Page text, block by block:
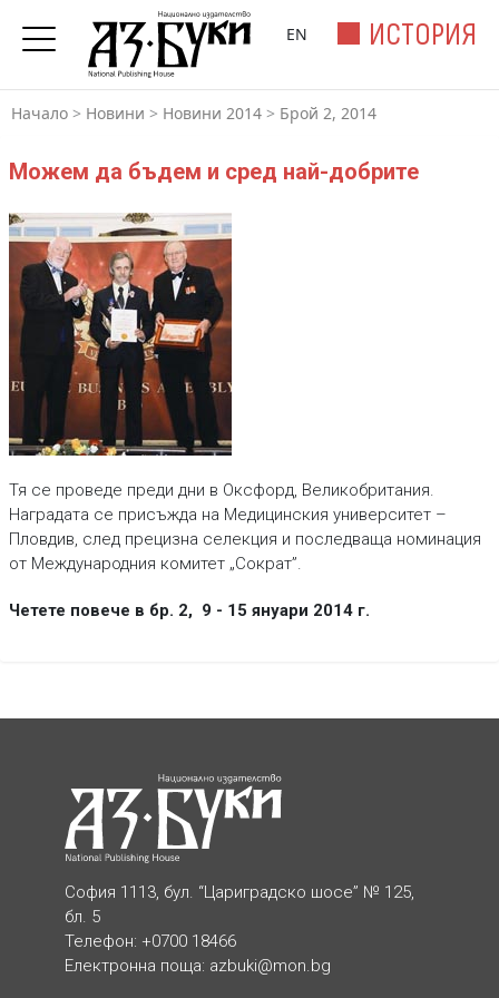
ИСТОРИЯ
EN
Начало > Новини > Новини 2014 > Брой 2, 2014
Можем да бъдем и сред най-добрите
Тя се проведе преди дни в Оксфорд, Великобритания.
Наградата се присъжда на Медицинския университет –
Пловдив, след прецизна селекция и последваща номинация
от Международния комитет „Сократ”.
Четете повече в бр. 2, 9 - 15 януари 2014 г.
София 1113, бул. “Цариградско шосе” № 125,
бл. 5
Телефон: +0700 18466
Електронна поща: azbuki@mon.bg